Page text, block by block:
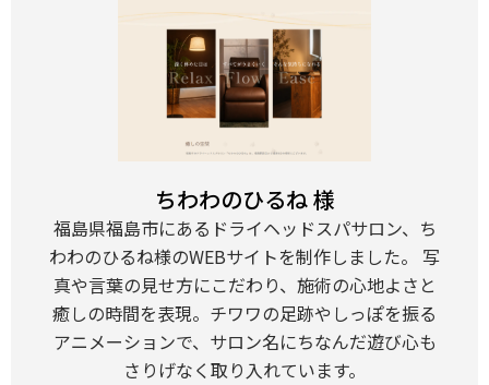
ちわわのひるね 様
福島県福島市にあるドライヘッドスパサロン、ち
わわのひるね様のWEBサイトを制作しました。 写
真や言葉の見せ方にこだわり、施術の心地よさと
癒しの時間を表現。チワワの足跡やしっぽを振る
アニメーションで、サロン名にちなんだ遊び心も
さりげなく取り入れています。